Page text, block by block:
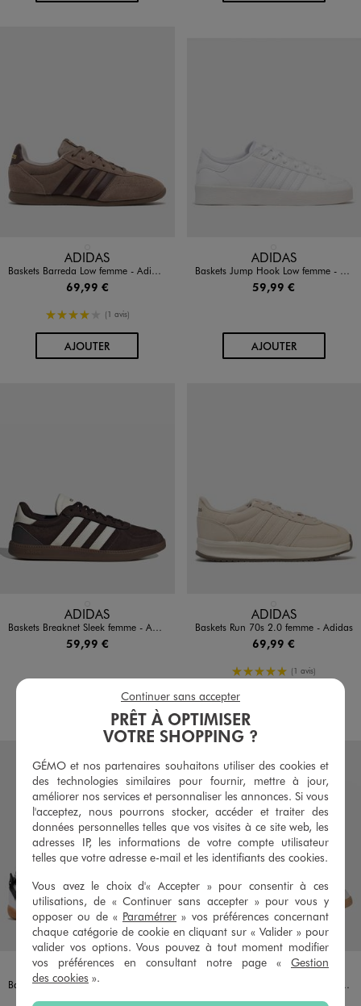
Disponible en 1 coloris
ADIDAS
Baskets Barreda Low femme - Adidas
69,99 €
4/5 de moyenne
(1 avis)
AJOUTERAU PANIER
Disponible en 1 coloris
ADIDAS
Baskets Jump Hook Low femme - Adidas
59,99 €
AJOUTERAU PANIER
Disponible en 1 coloris
ADIDAS
Baskets Breaknet Sleek femme - Adidas
59,99 €
AU PANIER
Disponible en 1 coloris
ADIDAS
Baskets Run 70s 2.0 femme - Adidas
69,99 €
5/5 de moyenne
(1 avis)
Disponible en 1 coloris
BLANC STANDARD
ADIDAS
Baskets Grand Court Low femme - Adidas
44,99 €
Disponible en 1 coloris
BEIGE CLAIR
ADIDAS
59,99 €
PRÊT À OPTIMISER
VOTRE SHOPPING ?
GÉMO et nos partenaires souhaitons utiliser des cookies et
des technologies similaires pour fournir, mettre à jour,
améliorer nos services et personnaliser les annonces. Si vous
l'acceptez, nous pourrons stocker, accéder et traiter des
données personnelles telles que vos visites à ce site web, les
adresses IP, les informations de votre compte utilisateur
telles que votre adresse e-mail et les identifiants des cookies.
Vous avez le choix d'« Accepter » pour consentir à ces
utilisations, de « Continuer sans accepter » pour vous y
opposer ou de « Paramétrer » vos préférences concernant
chaque catégorie de cookie en cliquant sur « Valider » pour
valider vos options. Vous pouvez à tout moment modifier
vos préférences en consultant notre page « Gestion
des cookies ».
Continuer sans accepter